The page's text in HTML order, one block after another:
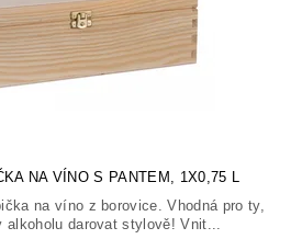
NA VÍNO S PANTEM, 1X0,75 L
na víno z borovice. Vhodná pro ty,
alkoholu darovat stylově! Vnit...